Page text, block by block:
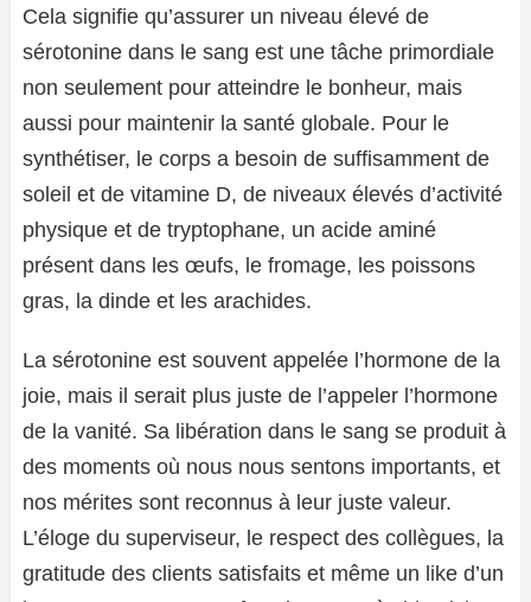
Cela signifie qu’assurer un niveau élevé de
sérotonine dans le sang est une tâche primordiale
non seulement pour atteindre le bonheur, mais
aussi pour maintenir la santé globale. Pour le
synthétiser, le corps a besoin de suffisamment de
soleil et de vitamine D, de niveaux élevés d’activité
physique et de tryptophane, un acide aminé
présent dans les œufs, le fromage, les poissons
gras, la dinde et les arachides.
La sérotonine est souvent appelée l’hormone de la
joie, mais il serait plus juste de l’appeler l’hormone
de la vanité. Sa libération dans le sang se produit à
des moments où nous nous sentons importants, et
nos mérites sont reconnus à leur juste valeur.
L’éloge du superviseur, le respect des collègues, la
gratitude des clients satisfaits et même un like d’un